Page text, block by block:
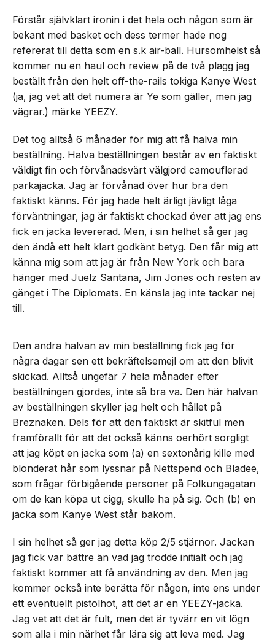
Förstår självklart ironin i det hela och någon som är
bekant med basket och dess termer hade nog
refererat till detta som en s.k air-ball. Hursomhelst så
kommer nu en haul och review på de två plagg jag
beställt från den helt off-the-rails tokiga Kanye West
(ja, jag vet att det numera är Ye som gäller, men jag
vägrar.) märke YEEZY.
Det tog alltså 6 månader för mig att få halva min
beställning. Halva beställningen består av en faktiskt
väldigt fin och förvånadsvärt välgjord camouflerad
parkajacka. Jag är förvånad över hur bra den
faktiskt känns. För jag hade helt ärligt jävligt låga
förväntningar, jag är faktiskt chockad över att jag ens
fick en jacka levererad. Men, i sin helhet så ger jag
den ändå ett helt klart godkänt betyg. Den får mig att
känna mig som att jag är från New York och bara
hänger med Juelz Santana, Jim Jones och resten av
gänget i The Diplomats. En känsla jag inte tackar nej
till.
Den andra halvan av min beställning fick jag för
några dagar sen ett bekräftelsemejl om att den blivit
skickad. Alltså ungefär 7 hela månader efter
beställningen gjordes, inte så bra va. Den här halvan
av beställningen skyller jag helt och hållet på
Breznaken. Dels för att den faktiskt är skitful men
framförallt för att det också känns oerhört sorgligt
att jag köpt en jacka som (a) en sextonårig kille med
blonderat hår som lyssnar på Nettspend och Bladee,
som frågar förbigående personer på Folkungagatan
om de kan köpa ut cigg, skulle ha på sig. Och (b) en
jacka som Kanye West står bakom.
I sin helhet så ger jag detta köp 2/5 stjärnor. Jackan
jag fick var bättre än vad jag trodde initialt och jag
faktiskt kommer att få användning av den. Men jag
kommer också inte berätta för någon, inte ens under
ett eventuellt pistolhot, att det är en YEEZY-jacka.
Jag vet att det är fult, men det är tyvärr en vit lögn
som alla i min närhet får lära sig att leva med. Jag